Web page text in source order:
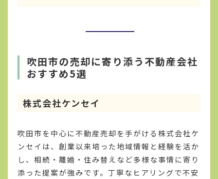
吹田市の売却に寄り添う不動産会社
おすすめ5選
株式会社ケンセイ
吹田市を中心に不動産売却を手がける株式会社ケ
ンセイは、創業以来培った地域情報と経験を活か
し、相続・離婚・住み替えなど多様な事情に寄り
添った提案が強みです。丁寧なヒアリングで不安